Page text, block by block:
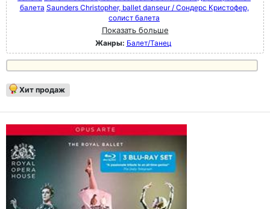
балета Saunders Christopher, ballet danseur / Сондерс Кристофер,
солист балета
Показать больше
Жанры: Балет/Танец
Хит продаж